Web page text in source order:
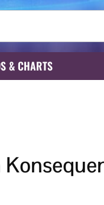
& CHARTS